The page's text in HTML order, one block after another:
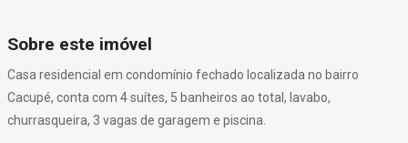
Sobre este imóvel
Casa residencial em condomínio fechado localizada no bairro
Cacupé, conta com 4 suítes, 5 banheiros ao total, lavabo,
churrasqueira, 3 vagas de garagem e piscina.